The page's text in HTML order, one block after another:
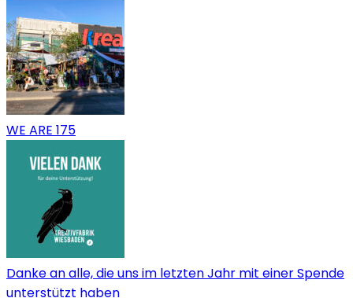
WE ARE 175
Danke an alle, die uns im letzten Jahr mit einer Spende
unterstützt haben